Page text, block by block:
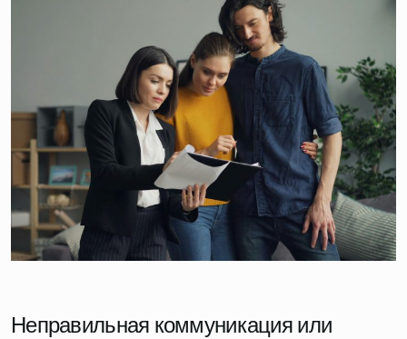
Неправильная коммуникация или